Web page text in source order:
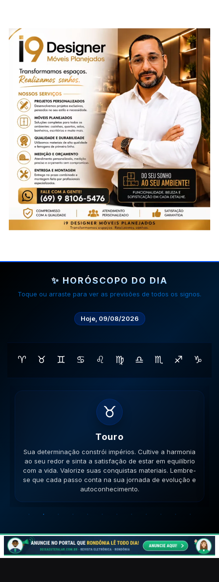
✨ HORÓSCOPO DO DIA
Toque ou arraste para ver as previsões de todos os signos.
Hoje, 09/08/2026
♈ ♉ ♊ ♋ ♌ ♍ ♎ ♏ ♐ ♑
♊
Gemeos
Sua habilidade manual pode ser útil. Conecte-se com
pessoas que compartilham seus ideais e veja como a
colaboração gera frutos. Esteja aberto a novas ideias.
Lembre-se que cada passo conta na sua jornada de
evolução e autoconhecimento.